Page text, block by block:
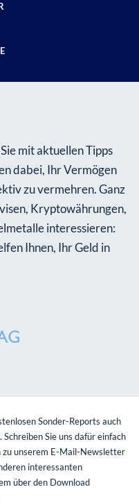
mit aktuellen Tipps
dabei, Ihr Vermögen
zu vermehren. Ganz
Kryptowährungen,
interessieren:
Ihnen, Ihr Geld in
Sonder-Reports auch
Sie uns dafür einfach
zu unserem E-Mail-Newsletter
interessanten
über den Download